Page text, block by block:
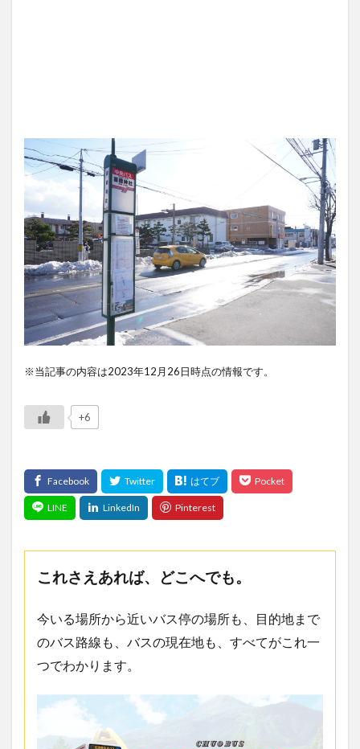
※当記事の内容は2023年12月26日時点の情報です。
+6
これさえあれば、どこへでも。
今いる場所から近いバス停の場所も、目的地まで
のバス路線も、バスの現在地も、すべてがこれ一
つでわかります。